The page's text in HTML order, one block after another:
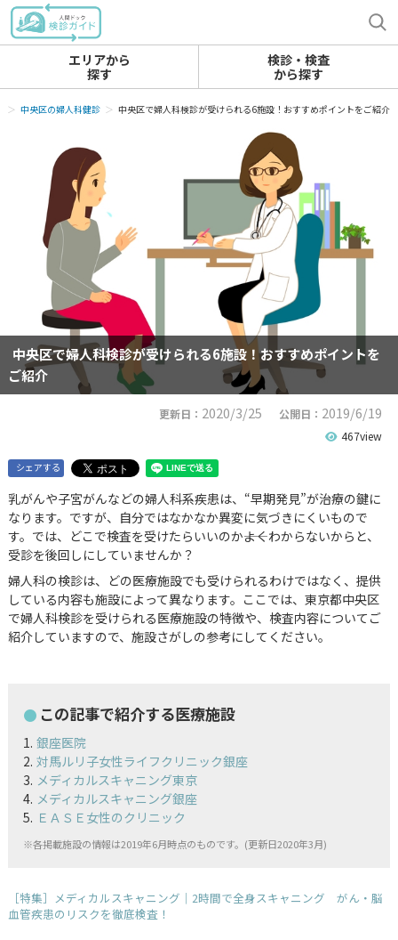
エリアから
探す
検診・検査
から探す
中央区の婦人科健診 中央区で婦人科検診が受けられる6施設！おすすめポイントをご紹介
中央区で婦人科検診が受けられる6施設！おすすめポイントを
ご紹介
更新日： 2020/3/25 公開日： 2019/6/19
467view
シェアする
乳がんや子宮がんなどの婦人科系疾患は、“早期発見”が治療の鍵に
なります。ですが、自分ではなかなか異変に気づきにくいもので
す。では、どこで検査を受けたらいいのか――よくわからないからと、
受診を後回しにしていませんか？
婦人科の検診は、どの医療施設でも受けられるわけではなく、提供
している内容も施設によって異なります。ここでは、東京都中央区
で婦人科検診を受けられる医療施設の特徴や、検査内容についてご
紹介していますので、施設さがしの参考にしてください。
この記事で紹介する医療施設
銀座医院
対馬ルリ子女性ライフクリニック銀座
メディカルスキャニング東京
メディカルスキャニング銀座
ＥＡＳＥ女性のクリニック
※各掲載施設の情報は2019年6月時点のものです。(更新日2020年3月)
［特集］メディカルスキャニング｜2時間で全身スキャニング がん・脳
血管疾患のリスクを徹底検査！